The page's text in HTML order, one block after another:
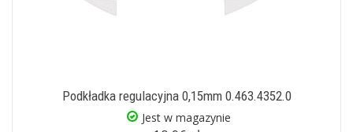
Podkładka regulacyjna 0,15mm 0.463.4352.0
Jest w magazynie